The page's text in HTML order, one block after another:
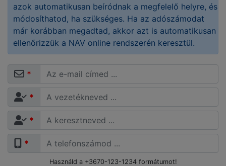
azok automatikusan beíródnak a megfelelő helyre, és
módosíthatod, ha szükséges. Ha az adószámodat
már korábban megadtad, akkor azt is automatikusan
ellenőrizzük a NAV online rendszerén keresztül.
*
*
*
*
Használd a +3670-123-1234 formátumot!